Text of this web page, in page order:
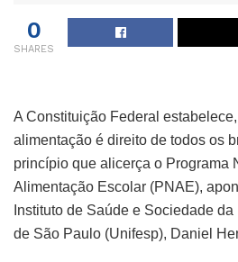
0
SHARES
A Constituição Federal
alimentação é direito de todos os
princípio que alicerça o Programa
Alimentação Escolar (PNAE),
Instituto de Saúde e Sociedade
de São Paulo (Unifesp), Daniel